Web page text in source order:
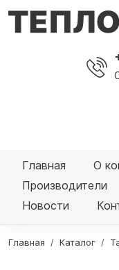
Главная О
Производители
Новости
Главная Каталог